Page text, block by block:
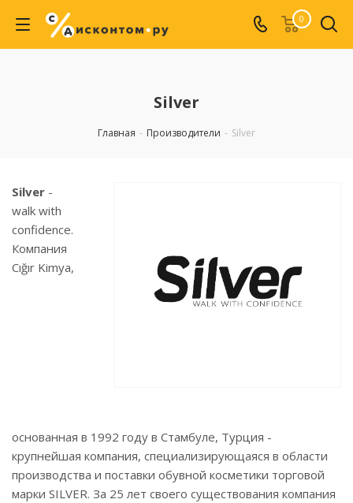
0
Silver
Главная - Производители - Silver
Silver -
walk with
confidence.
Компания
Cığır Kimya,
основанная в 1992 году в Стамбуле, Турция -
крупнейшая компания, специализирующаяся в области
производства и поставки обувной косметики торговой
марки SILVER. За 25 лет своего существования компания